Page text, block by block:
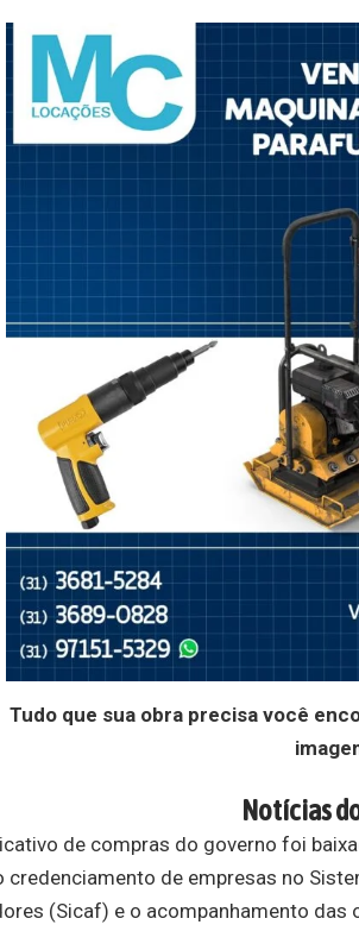
Tudo que sua obra precisa você
Notícias
de compras do governo foi
credenciamento de empresas no
(Sicaf) e o acompanhamento